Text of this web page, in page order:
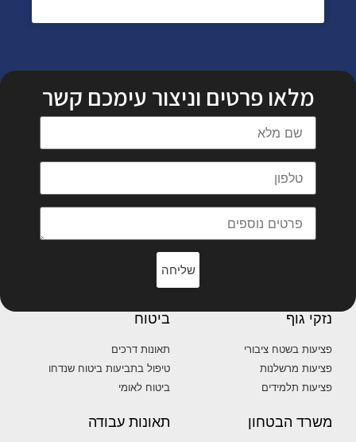
מלאו פרטים וניצור עימכם קשר
שליחה
נזקי גוף
פציעות בשטח ציבורי
פציעות מרשלנות
פציעות תלמידים
ביטוח
תאונות דרכים
טיפול בתביעות ביטוח שנדחו
ביטוח לאומי
משרד הבטחון תאונות עבודה